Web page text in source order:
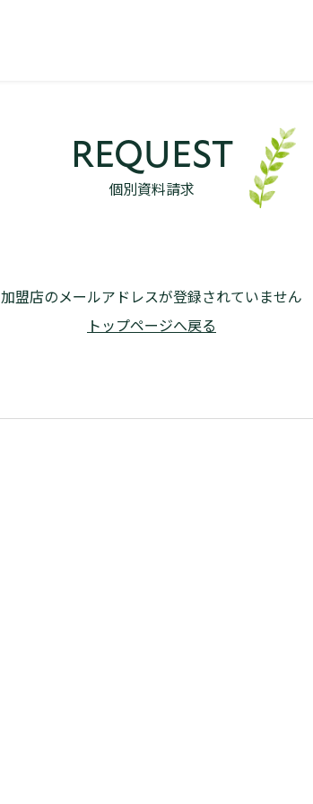
REQUEST
個別資料請求
加盟店のメールアドレスが登録されていません
トップページへ戻る